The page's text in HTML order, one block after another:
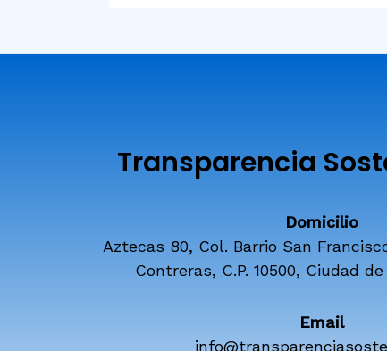
Transparencia
Domicilio
Aztecas 80, Col. Barrio San
Contreras, C.P. 10500, Ciudad
Email